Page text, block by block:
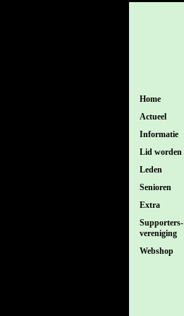
Home
Actueel
Informatie
Lid worden
Leden
Senioren
Extra
Supporters-
vereniging
Webshop